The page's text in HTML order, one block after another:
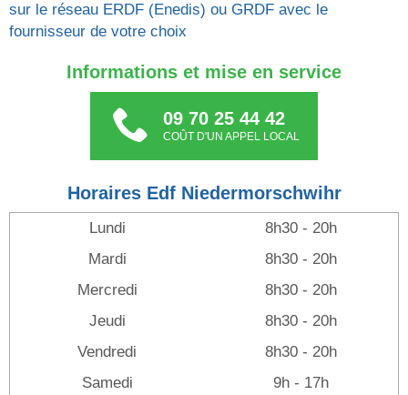
sur le réseau ERDF (Enedis) ou GRDF avec le
fournisseur de votre choix
Informations et mise en service
09 70 25 44 42
COÛT D'UN APPEL LOCAL
Horaires Edf Niedermorschwihr
Lundi
8h30 - 20h
Mardi
8h30 - 20h
Mercredi
8h30 - 20h
Jeudi
8h30 - 20h
Vendredi
8h30 - 20h
Samedi
9h - 17h